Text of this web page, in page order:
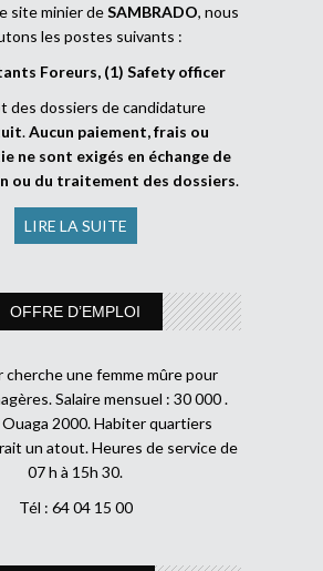
site minier deSAMBRADO, nous
les postes suivants :
Foreurs, (1) Safety officer
des dossiers de candidature
.Aucun paiement, frais ou
ne sont exigés en échange de
ou du traitement des dossiers.
LIRE LA SUITE
OFFRE D’EMPLOI
cherche une femme mûre pour
Salaire mensuel : 30 000 .
2000. Habiter quartiers
un atout. Heures de service de
07 h à 15h 30.
Tél : 64 04 15 00